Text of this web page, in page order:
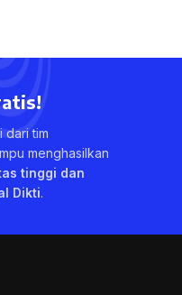
dari tim
menghasilkan
tinggi dan
Dikti.